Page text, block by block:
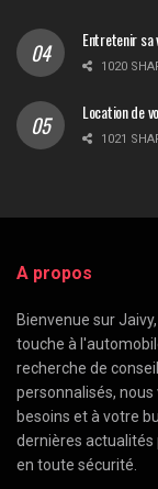
Entretenir sa
1020
Location de
1021
A propos
Bienvenue sur
touche à
recherche de
personnalisés,
besoins et à votre
dernières actualités
en toute sécurité.